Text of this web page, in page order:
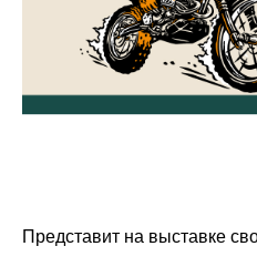
Представит на выставке